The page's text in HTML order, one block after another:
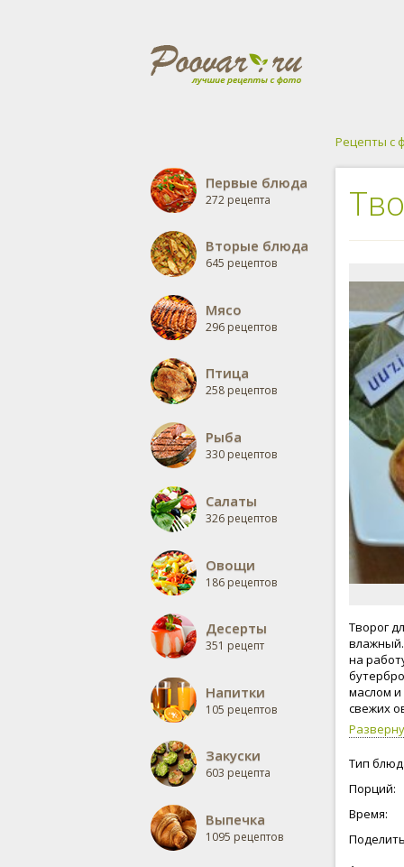
Первые блюда
272 рецепта
Вторые блюда
645 рецептов
Мясо
296 рецептов
Птица
258 рецептов
Рыба
330 рецептов
Салаты
326 рецептов
Овощи
186 рецептов
Десерты
351 рецепт
Напитки
105 рецептов
Закуски
603 рецепта
Выпечка
1095 рецептов
Рецепты с
Творог
на
маслом и
свежих
Тип
Порций:
Время: